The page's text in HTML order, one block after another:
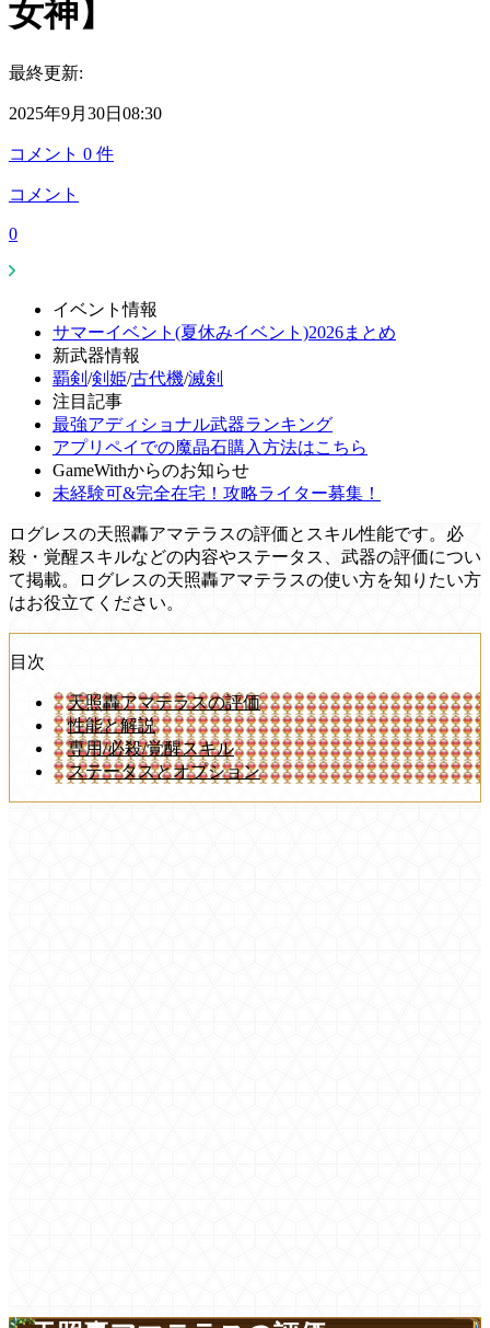
女神】
最終更新:
2025年9月30日08:30
コメント 0 件
コメント
0
イベント情報
サマーイベント(夏休みイベント)2026まとめ
新武器情報
覇剣 /剣姫/古代機/滅剣
注目記事
最強アディショナル武器ランキング
アプリペイでの魔晶石購入方法はこちら
GameWithからのお知らせ
未経験可&完全在宅！攻略ライター募集！
ログレスの天照轟アマテラスの評価とスキル性能です。必
殺・覚醒スキルなどの内容やステータス、武器の評価につい
て掲載。ログレスの天照轟アマテラスの使い方を知りたい方
はお役立てください。
目次
天照轟アマテラスの評価
性能と解説
専用/必殺/覚醒スキル
ステータスとオプション